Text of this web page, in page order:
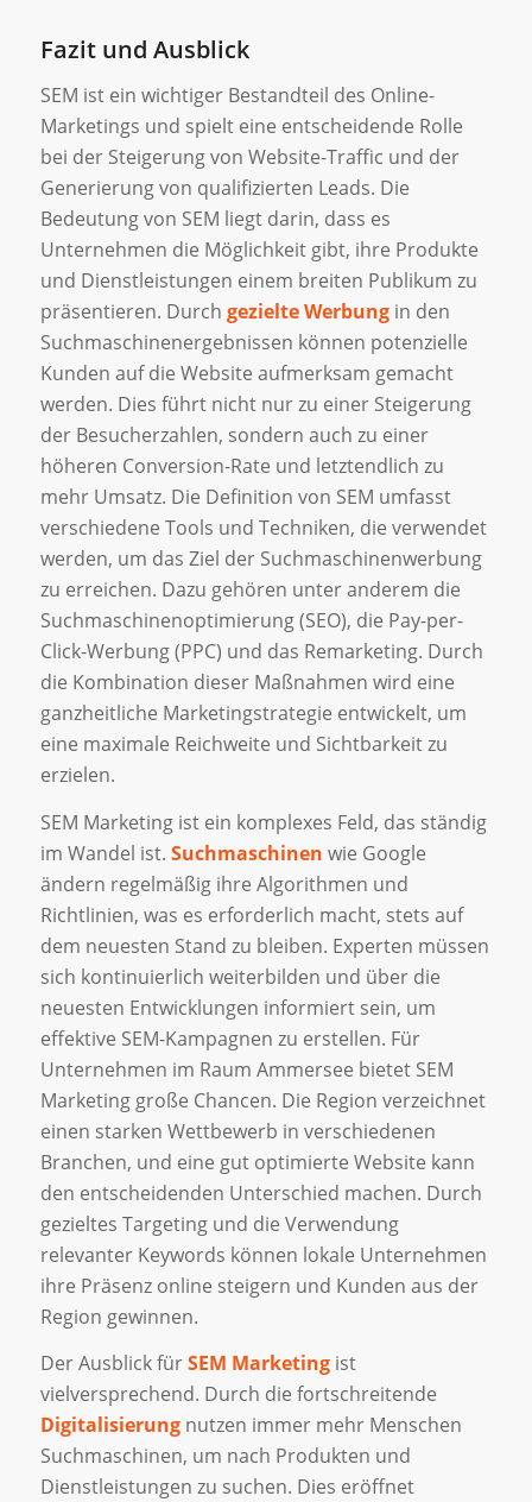
Fazit und Ausblick
SEM ist ein wichtiger Bestandteil des Online-
Marketings und spielt eine entscheidende Rolle
bei der Steigerung von Website-Traffic und der
Generierung von qualifizierten Leads. Die
Bedeutung von SEM liegt darin, dass es
Unternehmen die Möglichkeit gibt, ihre Produkte
und Dienstleistungen einem breiten Publikum zu
präsentieren. Durch gezielte Werbungin den
Suchmaschinenergebnissen können potenzielle
Kunden auf die Website aufmerksam gemacht
werden. Dies führt nicht nur zu einer Steigerung
der Besucherzahlen, sondern auch zu einer
höheren Conversion-Rate und letztendlich zu
mehr Umsatz. Die Definition von SEM umfasst
verschiedene Tools und Techniken, die verwendet
werden, um das Ziel der Suchmaschinenwerbung
zu erreichen. Dazu gehören unter anderem die
Suchmaschinenoptimierung (SEO), die Pay-per-
Click-Werbung (PPC) und das Remarketing. Durch
die Kombination dieser Maßnahmen wird eine
ganzheitliche Marketingstrategie entwickelt, um
eine maximale Reichweite und Sichtbarkeit zu
erzielen.
SEM Marketing ist ein komplexes Feld, das ständig
im Wandel ist. Suchmaschinen wie Google
ändern regelmäßig ihre Algorithmen und
Richtlinien, was es erforderlich macht, stets auf
dem neuesten Stand zu bleiben. Experten müssen
sich kontinuierlich weiterbilden und über die
neuesten Entwicklungen informiert sein, um
effektive SEM-Kampagnen zu erstellen. Für
Unternehmen im Raum Ammersee bietet SEM
Marketing große Chancen. Die Region verzeichnet
einen starken Wettbewerb in verschiedenen
Branchen, und eine gut optimierte Website kann
den entscheidenden Unterschied machen. Durch
gezieltes Targeting und die Verwendung
relevanter Keywords können lokale Unternehmen
ihre Präsenz online steigern und Kunden aus der
Region gewinnen.
Der Ausblick fürSEM Marketingist
vielversprechend. Durch die fortschreitende
Digitalisierungnutzen immer mehr Menschen
Suchmaschinen, um nach Produkten und
Dienstleistungen zu suchen. Dies eröffnet